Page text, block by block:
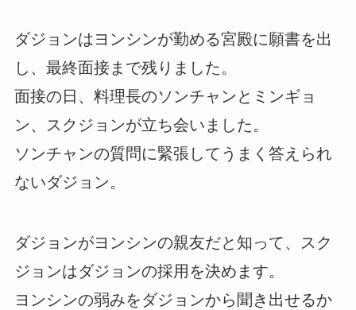
ダジョンはヨンシンが勤める宮殿に願書を出
し、最終面接まで残りました。
面接の日、料理長のソンチャンとミンギョ
ン、スクジョンが立ち会いました。
ソンチャンの質問に緊張してうまく答えられ
ないダジョン。
ダジョンがヨンシンの親友だと知って、スク
ジョンはダジョンの採用を決めます。
ヨンシンの弱みをダジョンから聞き出せるか